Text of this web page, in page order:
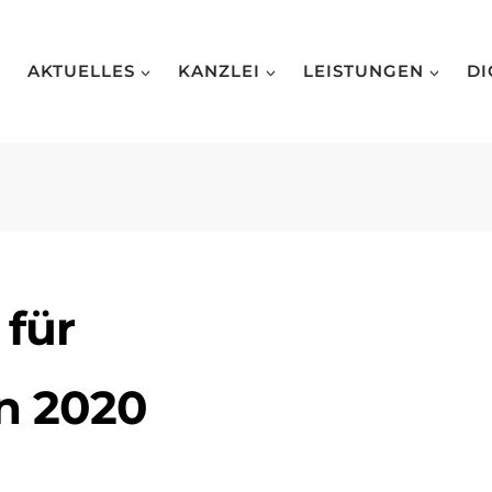
AKTUELLES KANZLEI LEISTUNGEN
für
2020